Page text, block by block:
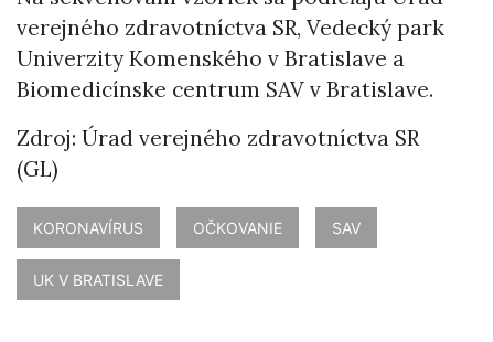
verejného zdravotníctva SR, Vedecký park
Univerzity Komenského v Bratislave a
Biomedicínske centrum SAV v Bratislave.
Zdroj: Úrad verejného zdravotníctva SR
(GL)
KORONAVÍRUS OČKOVANIE SAV
UK V BRATISLAVE